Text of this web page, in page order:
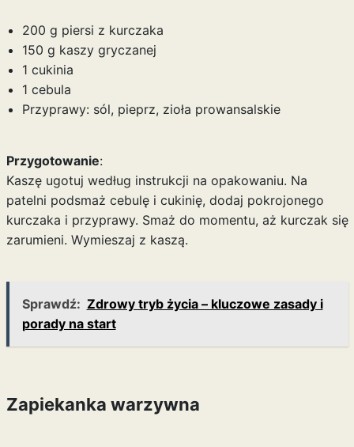
200 g piersi z kurczaka
150 g kaszy gryczanej
1 cukinia
1 cebula
Przyprawy: sól, pieprz, zioła prowansalskie
Przygotowanie:
Kaszę ugotuj według instrukcji na opakowaniu. Na
patelni podsmaż cebulę i cukinię, dodaj pokrojonego
kurczaka i przyprawy. Smaż do momentu, aż kurczak się
zarumieni. Wymieszaj z kaszą.
Sprawdź: Zdrowy tryb życia – kluczowe zasady i
porady na start
Zapiekanka warzywna